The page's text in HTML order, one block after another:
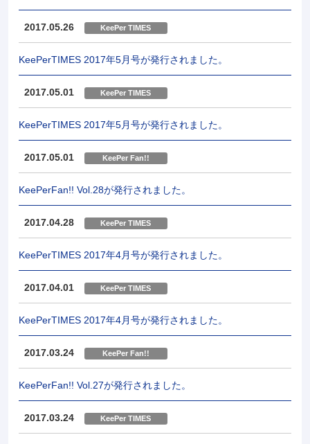
2017.05.26 KeePer TIMES
KeePerTIMES 2017年5月号が発行されました。
2017.05.01 KeePer TIMES
KeePerTIMES 2017年5月号が発行されました。
2017.05.01 KeePer Fan!!
KeePerFan!! Vol.28が発行されました。
2017.04.28 KeePer TIMES
KeePerTIMES 2017年4月号が発行されました。
2017.04.01 KeePer TIMES
KeePerTIMES 2017年4月号が発行されました。
2017.03.24 KeePer Fan!!
KeePerFan!! Vol.27が発行されました。
2017.03.24 KeePer TIMES